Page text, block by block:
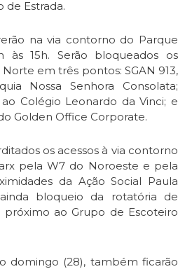
de Estrada.
na via contorno do Parque
às 15h. Serão bloqueados os
em três pontos: SGAN 913,
Nossa Senhora Consolata;
Colégio Leonardo da Vinci; e
Golden Office Corporate.
os acessos à via contorno
pela W7 do Noroeste e pela
da Ação Social Paula
ainda bloqueio da rotatória de
próximo ao Grupo de Escoteiro
domingo (28), também ficarão